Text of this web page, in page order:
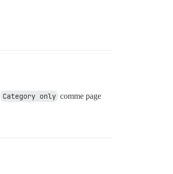
Category only comme page